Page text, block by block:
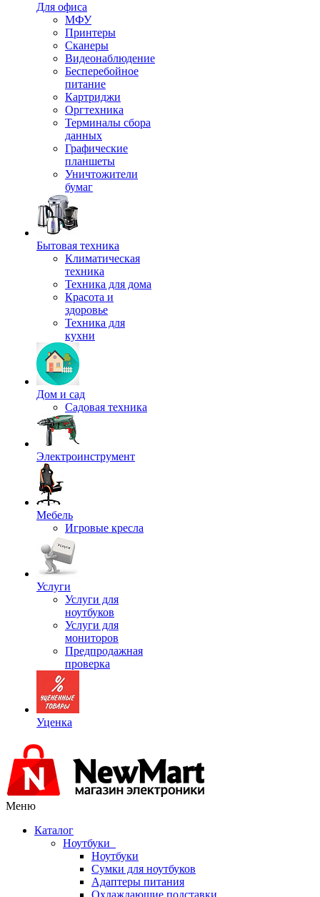
Для офиса
МФУ
Принтеры
Сканеры
Видеонаблюдение
Бесперебойное
питание
Картриджи
Оргтехника
Терминалы сбора
данных
Графические
планшеты
Уничтожители
бумаг
Бытовая техника
Климатическая
техника
Техника для дома
Красота и
здоровье
Техника для
кухни
Дом и сад
Садовая техника
Электроинструмент
Мебель
Игровые кресла
Услуги
Услуги для
ноутбуков
Услуги для
мониторов
Предпродажная
проверка
Уценка
Меню
Каталог
Ноутбуки
Ноутбуки
Сумки для ноутбуков
Адаптеры питания
Охлаждающие подставки